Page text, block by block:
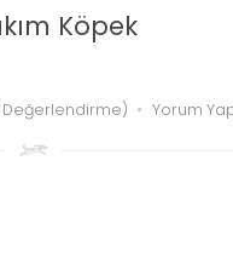
Köpek
Değerlendirme) Yorum